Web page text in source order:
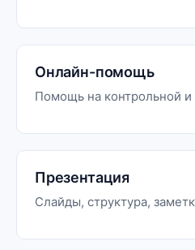
Онлайн-помощь
Помощь на контрольной и
Презентация
Слайды, структура,